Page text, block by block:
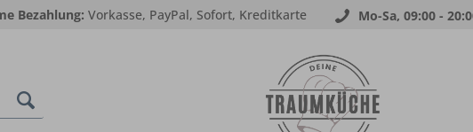
Bezahlung: Vorkasse, PayPal, Sofort, Kreditkarte Mo-Sa, 09:00 -